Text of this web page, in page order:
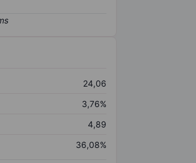
24,06
3,76%
4,89
36,08%